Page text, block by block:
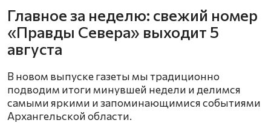
Главное за неделю: свежий номер
«Правды Севера» выходит 5
августа
В новом выпуске газеты мы традиционно
подводим итоги минувшей недели и делимся
самыми яркими и запоминающимися событиями
Архангельской области.